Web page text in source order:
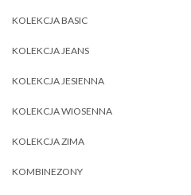
KOLEKCJA BASIC
KOLEKCJA JEANS
KOLEKCJA JESIENNA
KOLEKCJA WIOSENNA
KOLEKCJA ZIMA
KOMBINEZONY